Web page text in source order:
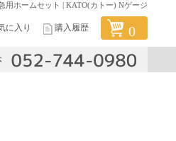
用ホームセット | KATO(カトー) Nゲージ
に入り 購入履歴 0